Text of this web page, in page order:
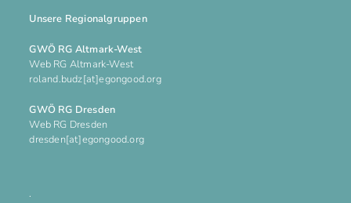
Unsere Regionalgruppen
GWÖ RG Altmark-West
Web RG Altmark-West
roland.budz[at]egongood.org
GWÖ RG Dresden
Web RG Dresden
dresden[at]egongood.org
.